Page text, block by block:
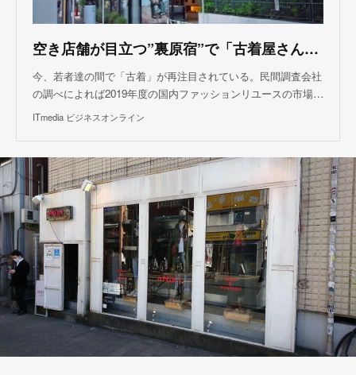
空き店舗が目立つ”裏原宿”で「古着屋さん」が増加？ 若者の間でブームが起こるワケ
今、若者達の間で「古着」が再注目されている。民間調査会社
の調べによれば2019年度の国内ファッションリユースの市場…
ITmedia ビジネスオンライン